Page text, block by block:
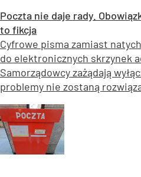
Poczta nie daje rady.
to fikcja
Cyfrowe pisma zamiast
do elektronicznych skrzynek
Samorządowcy zażądają
problemy nie zostaną